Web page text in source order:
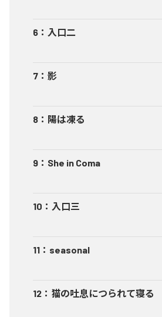
6 ： 入口二
7 ： 影
8 ： 陽は凍る
9 ： She in Coma
10 ： 入口三
11 ： seasonal
12 ： 猫の吐息につられて寝る